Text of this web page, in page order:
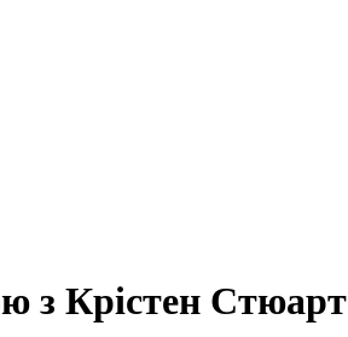
з Крістен Стюарт